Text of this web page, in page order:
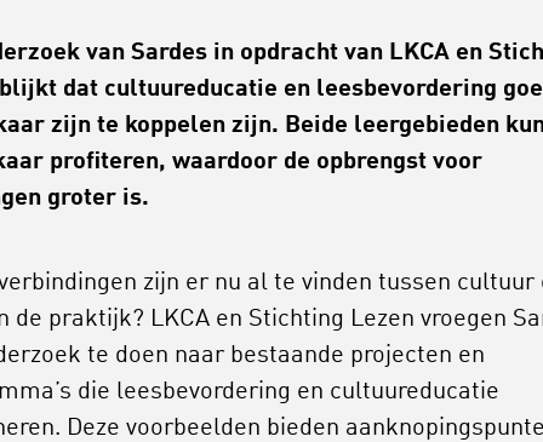
van Sardes in opdracht van LKCA en
dat cultuureducatie en leesbevordering
zijn te koppelen zijn. Beide leergebieden
profiteren, waardoor de opbrengst voor
groter is.
zijn er nu al te vinden tussen cultuur
de praktijk? LKCA en Stichting Lezen vroegen
te doen naar bestaande projecten en
die leesbevordering en cultuureducatie
Deze voorbeelden bieden